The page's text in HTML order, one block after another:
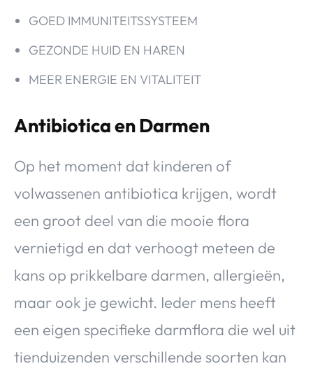
GOED IMMUNITEITSSYSTEEM
GEZONDE HUID EN HAREN
MEER ENERGIE EN VITALITEIT
Antibiotica en Darmen
Op het moment dat kinderen of
volwassenen antibiotica krijgen, wordt
een groot deel van die mooie flora
vernietigd en dat verhoogt meteen de
kans op prikkelbare darmen, allergieën,
maar ook je gewicht. Ieder mens heeft
een eigen specifieke darmflora die wel uit
tienduizenden verschillende soorten kan